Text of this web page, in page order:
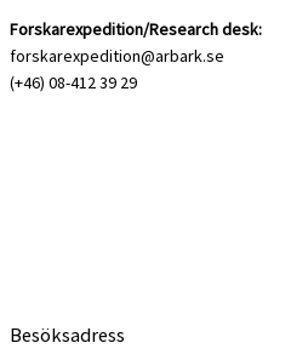
Forskarexpedition/Research desk:
forskarexpedition@arbark.se
(+46) 08-412 39 29
Besöksadress